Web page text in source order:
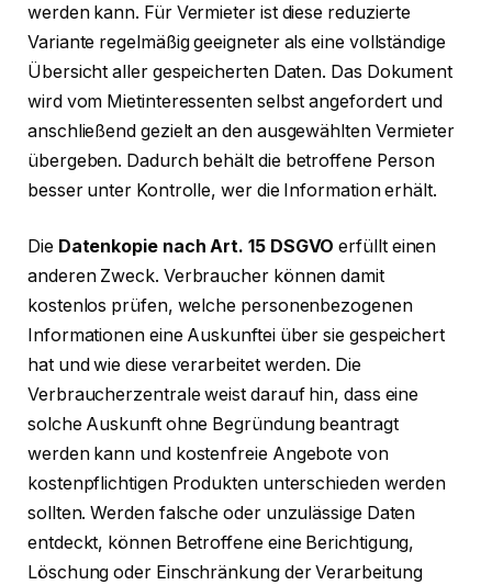
werden kann. Für Vermieter ist diese reduzierte
Variante regelmäßig geeigneter als eine vollständige
Übersicht aller gespeicherten Daten. Das Dokument
wird vom Mietinteressenten selbst angefordert und
anschließend gezielt an den ausgewählten Vermieter
übergeben. Dadurch behält die betroffene Person
besser unter Kontrolle, wer die Information erhält.
Die Datenkopie nach Art. 15 DSGVO erfüllt einen
anderen Zweck. Verbraucher können damit
kostenlos prüfen, welche personenbezogenen
Informationen eine Auskunftei über sie gespeichert
hat und wie diese verarbeitet werden. Die
Verbraucherzentrale weist darauf hin, dass eine
solche Auskunft ohne Begründung beantragt
werden kann und kostenfreie Angebote von
kostenpflichtigen Produkten unterschieden werden
sollten. Werden falsche oder unzulässige Daten
entdeckt, können Betroffene eine Berichtigung,
Löschung oder Einschränkung der Verarbeitung